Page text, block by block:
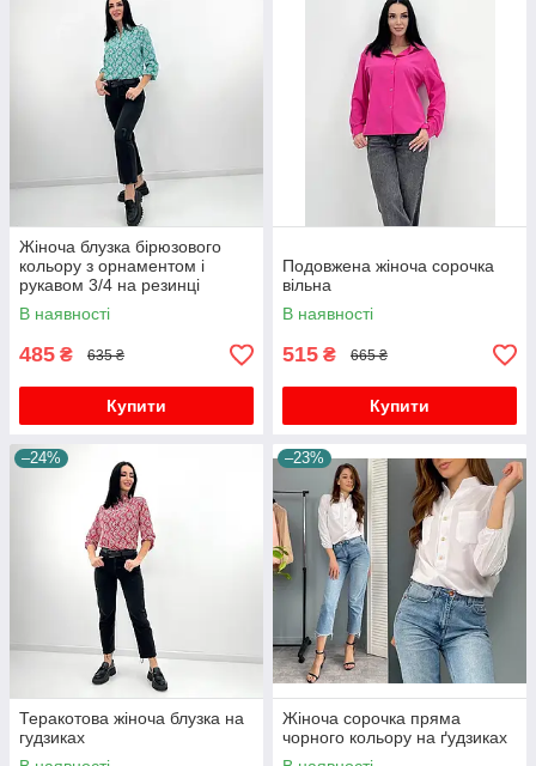
Жіноча блузка бірюзового
кольору з орнаментом і
рукавом 3/4 на резинці
В наявності
485 ₴ 635 ₴
Купити
Подовжена жіноча сорочка
вільна
В наявності
515 ₴ 665 ₴
Купити
–24%
Теракотова жіноча блузка на
гудзиках
–23%
Жіноча сорочка пряма
чорного кольору на ґудзиках